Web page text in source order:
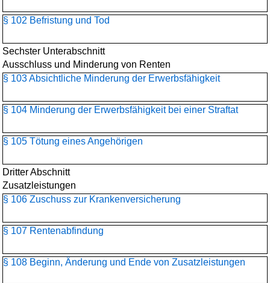
§ 102 Befristung und Tod
Sechster Unterabschnitt
Ausschluss und Minderung von Renten
§ 103 Absichtliche Minderung der Erwerbsfähigkeit
§ 104 Minderung der Erwerbsfähigkeit bei einer Straftat
§ 105 Tötung eines Angehörigen
Dritter Abschnitt
Zusatzleistungen
§ 106 Zuschuss zur Krankenversicherung
§ 107 Rentenabfindung
§ 108 Beginn, Änderung und Ende von Zusatzleistungen